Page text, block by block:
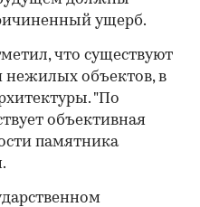
ущерб.
что существуют
нежилых объектов, в
"По
объективная
памятника